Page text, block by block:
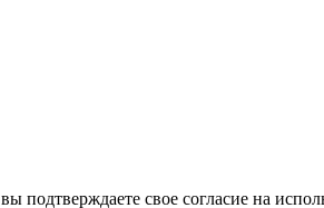
вы подтверждаете свое согласие на